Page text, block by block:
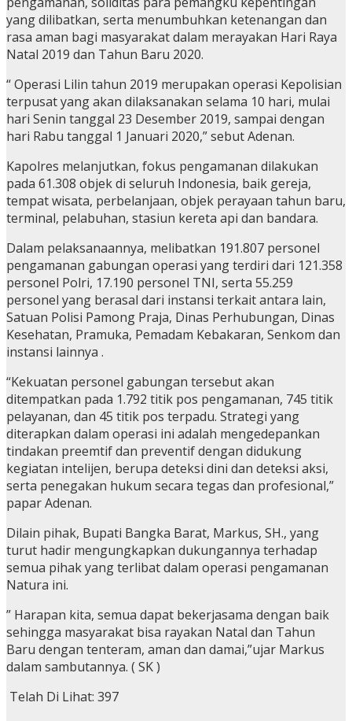
yang dilibatkan, serta menumbuhkan ketenangan dan
rasa aman bagi masyarakat dalam merayakan Hari Raya
Natal 2019 dan Tahun Baru 2020.
“ Operasi Lilin tahun 2019 merupakan operasi Kepolisian
terpusat yang akan dilaksanakan selama 10 hari, mulai
hari Senin tanggal 23 Desember 2019, sampai dengan
hari Rabu tanggal 1 Januari 2020,” sebut Adenan.
Kapolres melanjutkan, fokus pengamanan dilakukan
pada 61.308 objek di seluruh Indonesia, baik gereja,
tempat wisata, perbelanjaan, objek perayaan tahun baru,
terminal, pelabuhan, stasiun kereta api dan bandara.
Dalam pelaksanaannya, melibatkan 191.807 personel
pengamanan gabungan operasi yang terdiri dari 121.358
personel Polri, 17.190 personel TNI, serta 55.259
personel yang berasal dari instansi terkait antara lain,
Satuan Polisi Pamong Praja, Dinas Perhubungan, Dinas
Kesehatan, Pramuka, Pemadam Kebakaran, Senkom dan
instansi lainnya .
“Kekuatan personel gabungan tersebut akan
ditempatkan pada 1.792 titik pos pengamanan, 745 titik
pelayanan, dan 45 titik pos terpadu. Strategi yang
diterapkan dalam operasi ini adalah mengedepankan
tindakan preemtif dan preventif dengan didukung
kegiatan intelijen, berupa deteksi dini dan deteksi aksi,
serta penegakan hukum secara tegas dan profesional,”
papar Adenan.
Dilain pihak, Bupati Bangka Barat, Markus, SH., yang
turut hadir mengungkapkan dukungannya terhadap
semua pihak yang terlibat dalam operasi pengamanan
Natura ini.
” Harapan kita, semua dapat bekerjasama dengan baik
sehingga masyarakat bisa rayakan Natal dan Tahun
Baru dengan tenteram, aman dan damai,”ujar Markus
dalam sambutannya. ( SK )
Telah Di Lihat: 397